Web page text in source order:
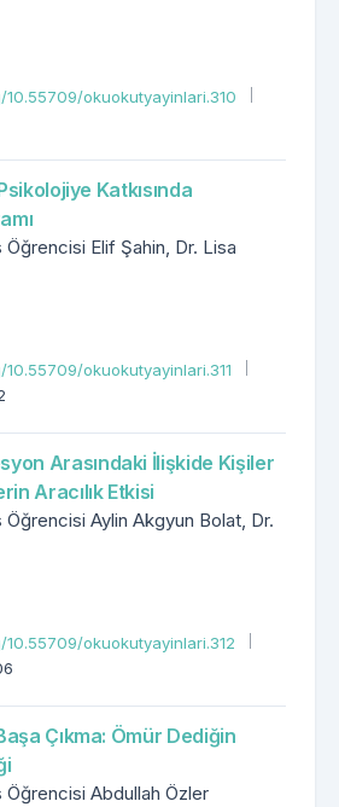
okuokutyayinlari.310
Katkısında
Elif Şahin, Dr. Lisa
okuokutyayinlari.311
Arasındaki İlişkide Kişiler
Aracılık Etkisi
Öğrencisi Aylin Akgyun Bolat, Dr.
okuokutyayinlari.312
Çıkma: Ömür Dediğin
Öğrencisi Abdullah Özler